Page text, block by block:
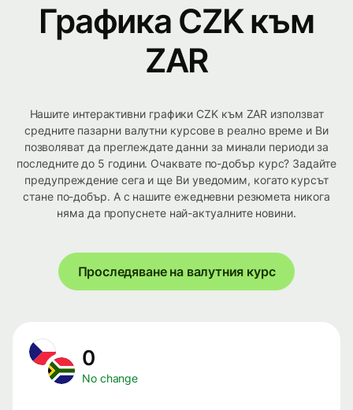
Графика CZK към
ZAR
Нашите интерактивни графики CZK към ZAR използват
средните пазарни валутни курсове в реално време и Ви
позволяват да преглеждате данни за минали периоди за
последните до 5 години. Очаквате по-добър курс? Задайте
предупреждение сега и ще Ви уведомим, когато курсът
стане по-добър. А с нашите ежедневни резюмета никога
няма да пропуснете най-актуалните новини.
Проследяване на валутния курс
0
No change